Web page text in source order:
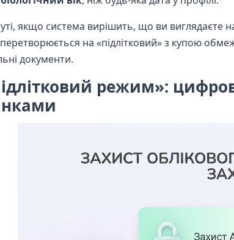
якщо система вирішить, що ви виглядаєте
на «підлітковий» з купою
документи.
режим»: